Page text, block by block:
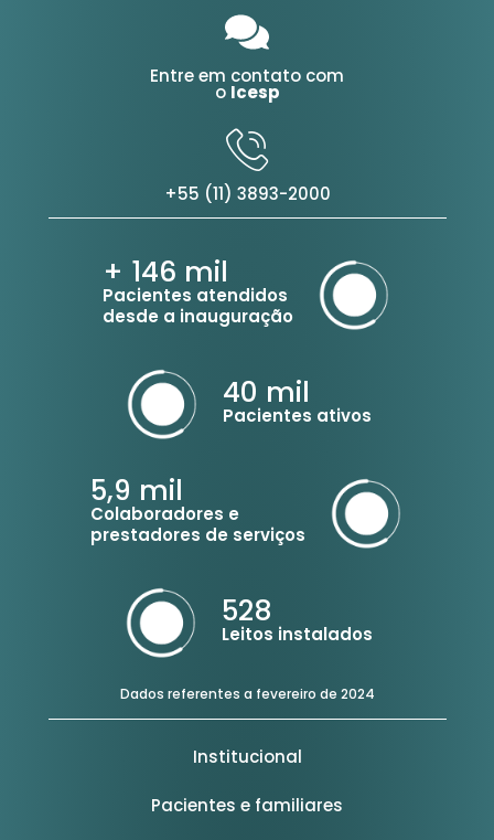
Entre em contato com
o Icesp
+55 (11) 3893-2000
+ 146 mil
Pacientes atendidos
desde a inauguração
40 mil
Pacientes ativos
5,9 mil
Colaboradores e
prestadores de serviços
528
Leitos instalados
Dados referentes a fevereiro de 2024
Institucional
Pacientes e familiares